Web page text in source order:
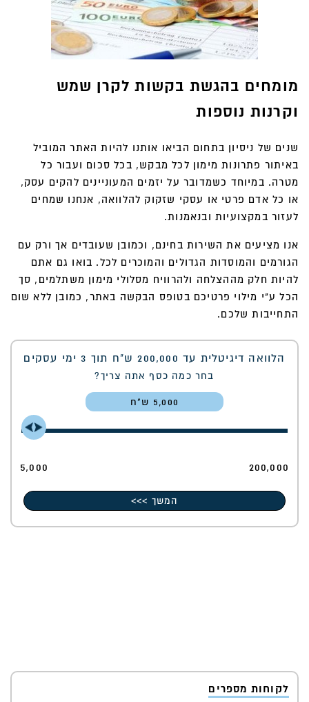
מומחים בהגשת בקשות לקרן שמש
וקרנות נוספות
שנים של ניסיון בתחום הביאו אותנו להיות האתר המוביל
באיתור פתרונות מימון לכל מבקש, בכל סכום ועבור כל
מטרה. במיוחד כשמדובר על יזמים המעוניינים להקים עסק,
או כל אדם פרטי או עסקי שזקוק להלוואה, אנחנו שמחים
לעזור במקצועיות ובנאמנות.
אנו מציעים את השירות בחינם, וכמובן שעובדים אך ורק עם
הגורמים והמוסדות הגדולים והמוכרים לכל. בואו גם אתם
להיות חלק מההצלחה ולהרוויח מסלולי מימון משתלמים, סך
הכל ע"י מילוי פרטיכם בטופס הבקשה באתר, כמובן ללא שום
התחייבות שלכם.
הלוואה דיגיטלית עד 200,000 ש"ח תוך 3 ימי עסקים
בחר כמה כסף אתה צריך?
5,000
5,000 200,000
המשך >>>
לקוחות מספרים